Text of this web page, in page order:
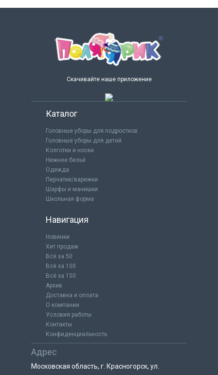
Скачивайте наше приложение
Каталог
Головные уборы для подростков
Головные уборы для детей
Колготки и носки
Нижнее бельё
Одежда
Перчатки/варежки
Шарфы и манишки
Школьная форма
Навигация
Новинки
Хит продаж
Всё за 50
Всё за 100
Всё за 150
Архив
Доставка и оплата
О компании
Условия работы
Контакты
Конфиденциальность
Адрес
Московская область, г. Красногорск, ул.